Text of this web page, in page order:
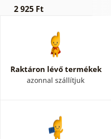
2 925 Ft
Raktáron lévő termékek
azonnal szállítjuk